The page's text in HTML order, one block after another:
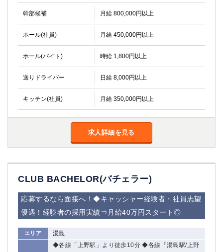
幹部候補 月給 800,000円以上
ホール(社員) 月給 450,000円以上
ホール(バイト) 時給 1,800円以上
送りドライバー 日給 8,000円以上
キッチン(社員) 月給 350,000円以上
求人詳細を見る
CLUB BACHELOR(バチェラー)
応募するなら面接へ！◆キャッシャー経験者・社員志望
優遇！経験者の採用実績⇒月給40万円スタート◎
エリア
湯島
◆各線「上野駅」より徒歩10分 ◆各線「湯島駅/上野